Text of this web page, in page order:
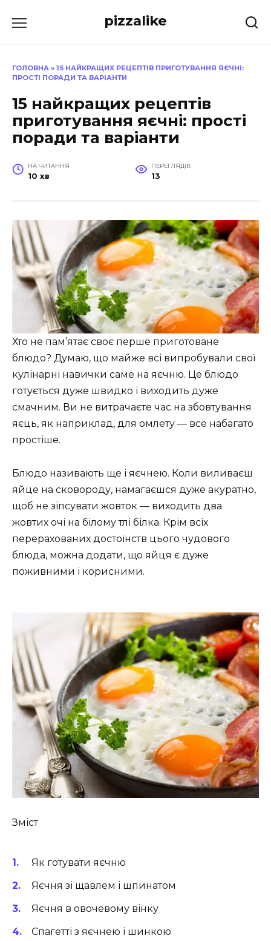
до
pizzalike
ГОЛОВНА » 15 НАЙКРАЩИХ РЕЦЕПТІВ ПРИГОТУВАННЯ ЯЄЧНІ:
ПРОСТІ ПОРАДИ ТА ВАРІАНТИ
15 найкращих рецептів
приготування яєчні: прості
поради та варіанти
НА ЧИТАННЯ
10 хв
ПЕРЕГЛЯДІВ
13
Хто не пам’ятає своє перше приготоване
блюдо? Думаю, що майже всі випробували свої
кулінарні навички саме на яєчню. Це блюдо
готується дуже швидко і виходить дуже
смачним. Ви не витрачаєте час на збовтування
яєць, як наприклад, для омлету — все набагато
простіше.
Блюдо називають ще і яєчнею. Коли виливаєш
яйце на сковороду, намагаєшся дуже акуратно,
щоб не зіпсувати жовток — виходить два
жовтих очі на білому тлі білка. Крім всіх
перерахованих достоїнств цього чудового
блюда, можна додати, що яйця є дуже
поживними і корисними.
Зміст
Як готувати яєчню
Яєчня зі щавлем і шпинатом
Яєчня в овочевому вінку
Спагетті з яєчнею і шинкою